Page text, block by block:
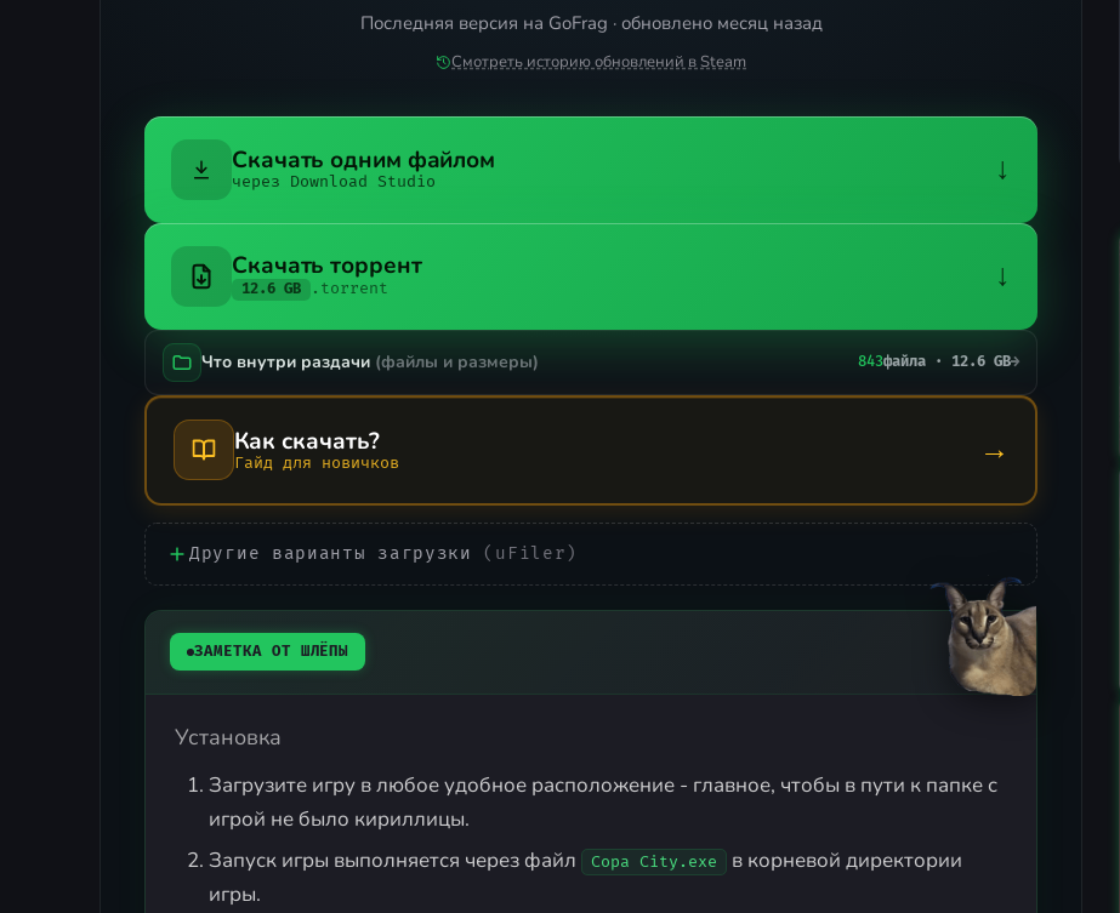
Последняя версия на GoFrag · обновлено месяц назад
Смотреть историю обновлений в Steam
Скачать одним файлом
через Download Studio ↓
Скачать торрент
12.6 GB .torrent ↓
Что внутри раздачи (файлы и размеры) 843файла · 12.6 GB→
Как скачать?
Гайд для новичков →
Другие варианты загрузки (uFiler)
ЗАМЕТКА ОТ ШЛЁПЫ
Установка
Загрузите игру в любое удобное расположение - главное, чтобы в пути к папке с
игрой не было кириллицы.
Запуск игры выполняется через файл
Copa City.exe
в корневой директории
игры.